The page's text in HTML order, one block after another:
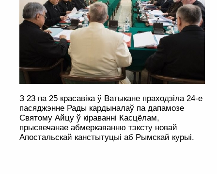
З 23 па 25 красавіка ў Ватыкане праходзіла 24-е
пасяджэнне Рады кардыналаў па дапамозе
Святому Айцу ў кіраванні Касцёлам,
прысвечанае абмеркаванню тэксту новай
Апостальскай канстытуцыі аб Рымскай курыі.